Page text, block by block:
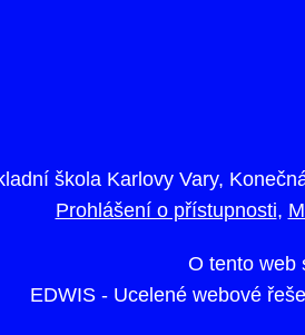
škola Karlovy Vary,
Prohlášení o přístupnosti
O tento web
EDWIS - Ucelené webové